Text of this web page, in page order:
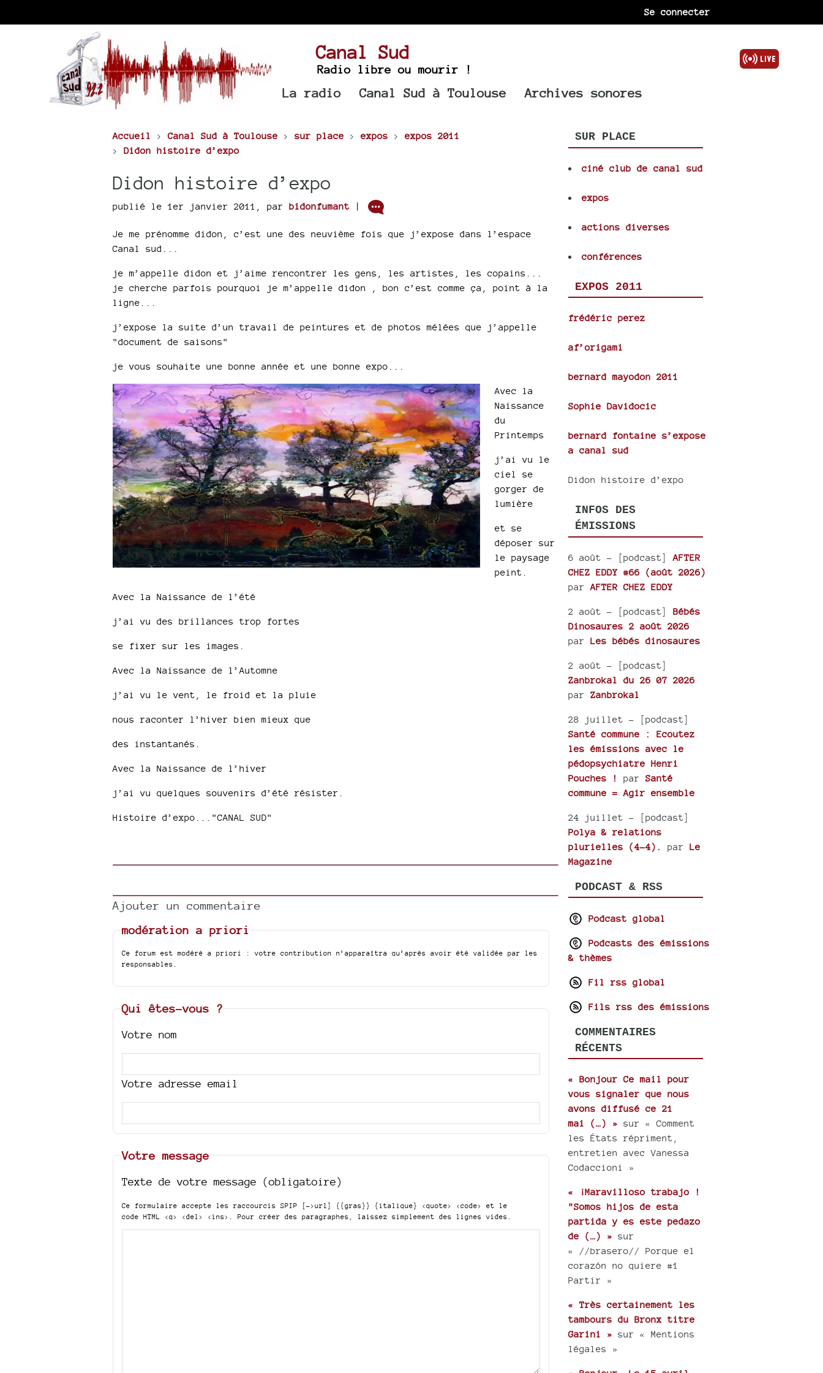
Se connecter
Canal Sud
Radio libre ou mourir !
La radio Canal Sud à Toulouse Archives sonores
Accueil >Canal Sud à Toulouse > sur place > expos > expos 2011
> Didon histoire d’expo
Didon histoire d’expo
publié le 1er janvier 2011 par bidonfumant |
Je me prénomme didon, c’est une des neuvième fois que j’expose dans l’espace
Canal sud...
je m’appelle didon et j’aime rencontrer les gens, les artistes, les copains...
je cherche parfois pourquoi je m’appelle didon , bon c’est comme ça, point à la
ligne...
j’expose la suite d’un travail de peintures et de photos mélées que j’appelle
"document de saisons"
je vous souhaite une bonne année et une bonne expo...
Avec la
Naissance
du
Printemps
j’ai vu le
ciel se
gorger de
lumière
et se
déposer sur
le paysage
peint.
Avec la Naissance de l’été
j’ai vu des brillances trop fortes
se fixer sur les images.
Avec la Naissance de l’Automne
j’ai vu le vent, le froid et la pluie
nous raconter l’hiver bien mieux que
des instantanés.
Avec la Naissance de l’hiver
j’ai vu quelques souvenirs d’été résister.
Histoire d’expo..."CANAL SUD"
Ajouter un commentaire
modération a priori
Ce forum est modéré a priori : votre contribution n’apparaîtra qu’après avoir été validée par les
responsables.
Qui êtes-vous ?
Votre nom
Votre adresse email
Votre message
Texte de votre message (obligatoire)
Ce formulaire accepte les raccourcis SPIP [->url] {{gras}} {italique} <quote> <code>
et le
code HTML <q> <del> <ins> . Pour créer des paragraphes, laissez simplement des lignes vides.
SUR PLACE
ciné club de canal sud
expos
actions diverses
conférences
EXPOS 2011
frédéric perez
af’origami
bernard mayodon 2011
Sophie Davidocic
bernard fontaine s’expose
a canal sud
Didon histoire d’expo
INFOS DES
ÉMISSIONS
6 août- [podcast]AFTER
CHEZ EDDY #66 (août 2026)
parAFTER CHEZ EDDY
2 août- [podcast]Bébés
Dinosaures 2 août 2026
parLes bébés dinosaures
2 août- [podcast]
Zanbrokal du 26 07 2026
parZanbrokal
28 juillet- [podcast]
Santé commune : Ecoutez
les émissions avec le
pédopsychiatre Henri
Pouches !
parSanté
commune = Agir ensemble
24 juillet- [podcast]
Polya & relations
plurielles (4-4).
parLe
Magazine
PODCAST & RSS
Podcast global
Podcasts des émissions
& thèmes
Fil rss global
Fils rss des émissions
COMMENTAIRES
RÉCENTS
« Bonjour Ce mail pour
vous signaler que nous
avons diffusé ce 21
mai (…) » sur « Comment
les États répriment,
entretien avec Vanessa
Codaccioni »
« ¡Maravilloso trabajo !
"Somos hijos de esta
partida y es este pedazo
de (…) » sur
« //brasero// Porque el
corazón no quiere #1
Partir »
« Très certainement les
tambours du Bronx titre
Garini » sur « Mentions
légales »